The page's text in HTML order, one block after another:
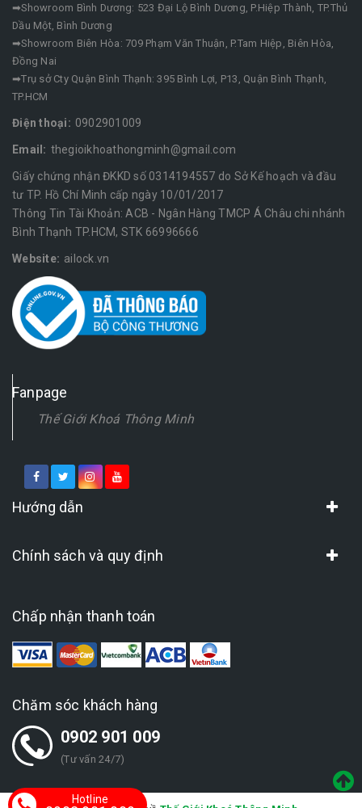
➡Showroom Bình Dương: 523 Đại Lộ Bình Dương, P.Hiệp Thành, TP.Thủ
Dầu Một, Bình Dương
➡Showroom Biên Hòa: 709 Phạm Văn Thuận, P.Tam Hiệp, Biên Hòa,
Đồng Nai
➡Trụ sở Cty Quận Bình Thạnh: 395 Bình Lợi, P13, Quận Bình Thạnh,
TP.HCM
Điện thoại: 0902901009
Email: thegioikhoathongminh@gmail.com
Giấy chứng nhận ĐKKD số 0314194557 do Sở Kế hoạch và đầu
tư TP. Hồ Chí Minh cấp ngày 10/01/2017
Thông Tin Tài Khoản: ACB - Ngân Hàng TMCP Á Châu chi nhánh
Bình Thạnh TP.HCM, STK 66996666
Website: ailock.vn
Fanpage
Thế Giới Khoá Thông Minh
Hướng dẫn
Chính sách và quy định
Chấp nhận thanh toán
Chăm sóc khách hàng
0902 901 009
(Tư vấn 24/7)
Hotline